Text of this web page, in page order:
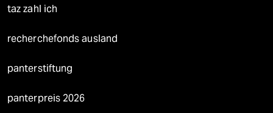
taz zahl ich
recherchefonds ausland
panterstiftung
panterpreis 2026